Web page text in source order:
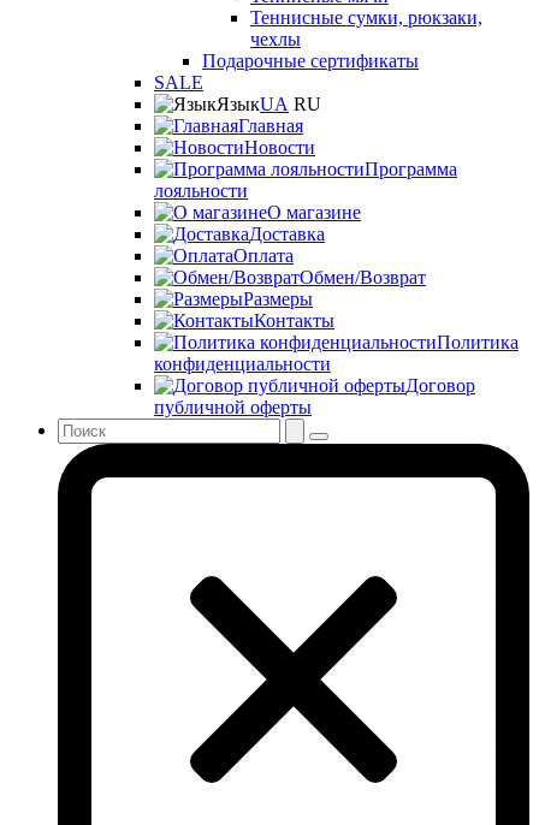
Теннисные сумки, рюкзаки,
чехлы
Подарочные сертификаты
SALE
ЯзыкUA RU
Главная
Новости
Программа
лояльности
О магазине
Доставка
Оплата
Обмен/Возврат
Размеры
Контакты
Политика
конфиденциальности
Договор
публичной оферты